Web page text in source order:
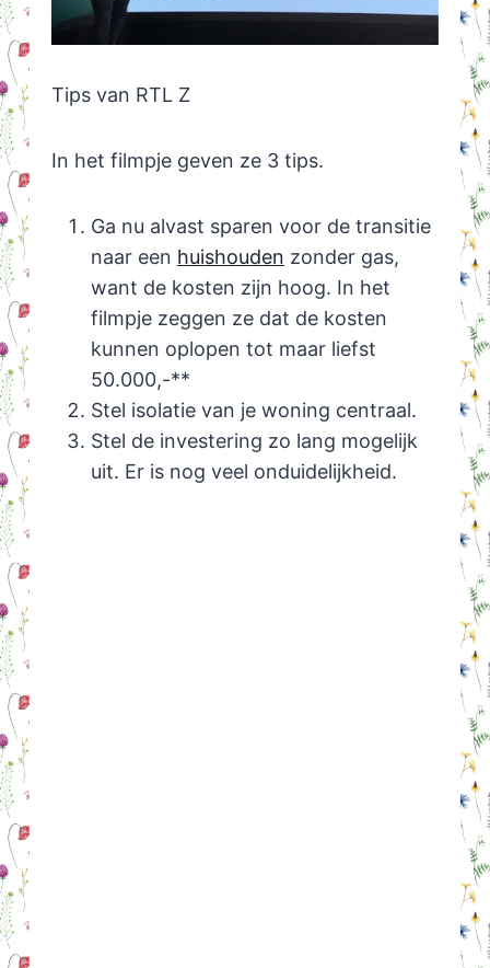
Tips van RTL Z
In het filmpje geven ze 3 tips.
Ga nu alvast sparen voor de transitie
naar een huishouden zonder gas,
want de kosten zijn hoog. In het
filmpje zeggen ze dat de kosten
kunnen oplopen tot maar liefst
50.000,-**
Stel isolatie van je woning centraal.
Stel de investering zo lang mogelijk
uit. Er is nog veel onduidelijkheid.